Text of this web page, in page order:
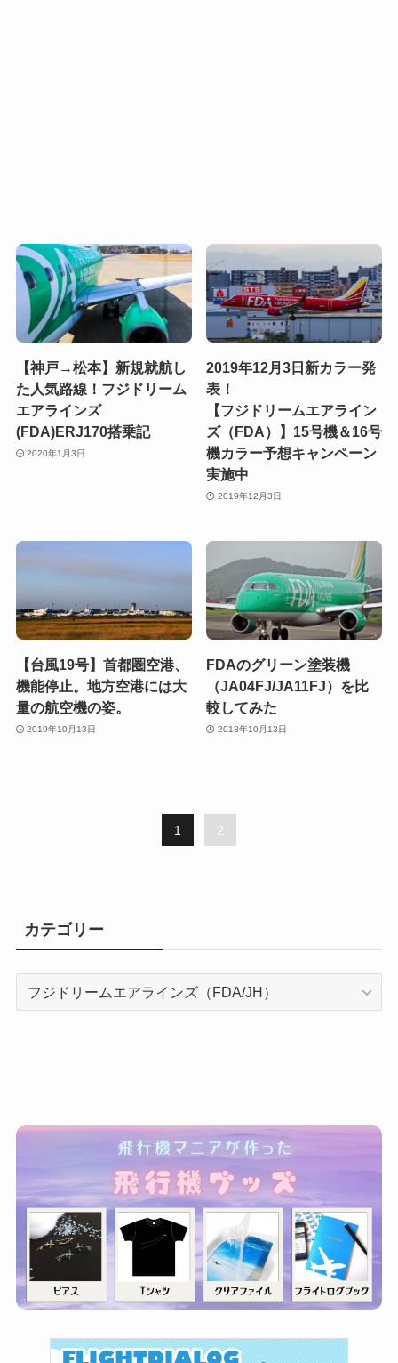
【神戸→松本】新規就航し
た人気路線！フジドリーム
エアラインズ
(FDA)ERJ170搭乗記
2020年1月3日
2019年12月3日新カラー発
表！
【フジドリームエアライン
ズ（FDA）】15号機＆16号
機カラー予想キャンペーン
実施中
2019年12月3日
【台風19号】首都圏空港、
機能停止。地方空港には大
量の航空機の姿。
2019年10月13日
FDAのグリーン塗装機
（JA04FJ/JA11FJ）を比
較してみた
2018年10月13日
1 2
カテゴリー